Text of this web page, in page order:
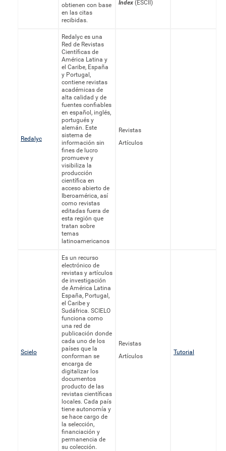
obtienen con base
en las citas
recibidas.
Index (ESCII)
Redalyc
Redalyc es una
Red de Revistas
Científicas de
América Latina y
el Caribe, España
y Portugal,
contiene revistas
académicas de
alta calidad y de
fuentes confiables
en español, inglés,
portugués y
alemán. Este
sistema de
información sin
fines de lucro
promueve y
visibiliza la
producción
científica en
acceso abierto de
Iberoamérica, así
como revistas
editadas fuera de
esta región que
tratan sobre
temas
latinoamericanos
Revistas
Artículos
Scielo
Es un recurso
electrónico de
revistas y artículos
de investigación
de América Latina
España, Portugal,
el Caribe y
Sudáfrica. SCIELO
funciona como
una red de
publicación donde
cada uno de los
países que la
conforman se
encarga de
digitalizar los
documentos
producto de las
revistas científicas
locales. Cada país
tiene autonomía y
se hace cargo de
la selección,
financiación y
permanencia de
su colección.
Revistas
Artículos
Tutorial